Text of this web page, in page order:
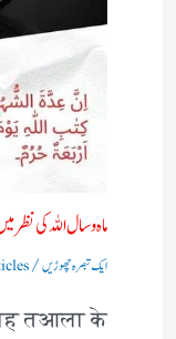
ماہ و سال اللہ کی نظر
ایک تبصرہ چھوڑیں/
तआला के